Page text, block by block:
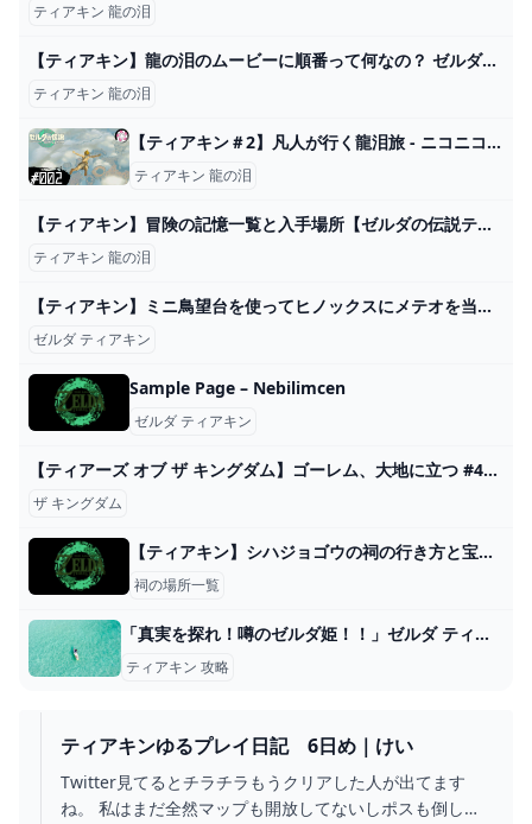
ティアキン 龍の泪
【ティアキン】龍の泪のムービーに順番って何なの？ ゼルダの伝説ティアキンまとめっち ゼルダの伝説ティアーズ オブ ザ キングダム
ティアキン 龍の泪
【ティアキン＃2】凡人が行く龍泪旅 - ニコニコ動画
ティアキン 龍の泪
【ティアキン】冒険の記憶一覧と入手場所【ゼルダの伝説ティアーズオブザキングダム】 - ゲームウィズ
ティアキン 龍の泪
【ティアキン】ミニ鳥望台を使ってヒノックスにメテオを当てる【ゼルダの伝説 ティアーズ オブ ザ キングダム】 - YouTube
ゼルダ ティアキン
Sample Page – Nebilimcen
ゼルダ ティアキン
【ティアーズ オブ ザ キングダム】ゴーレム、大地に立つ #44 - YouTube
ザ キングダム
【ティアキン】シハジョゴウの祠の行き方と宝箱｜ラウルの祝福【ゼルダの伝説ティアーズオブザキングダム】
祠の場所一覧
「真実を探れ！噂のゼルダ姫！！」ゼルダ ティアキン攻略「エピソードチャレンジ編」【ゼルダの伝説ティアーズオブザキングダム攻略】 GameGamingGames
ティアキン 攻略
ティアキンゆるプレイ日記 6日め｜けい
Twitter見てるとチラチラもうクリアした人が出てます
ね。 私はまだ全然マップも開放してないしポスも倒して